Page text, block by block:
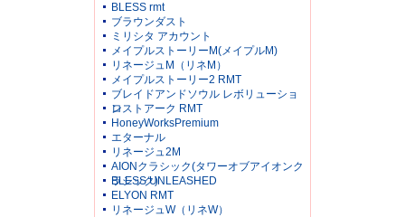
BLESS rmt
ブラウンダスト
ミリシタ アカウント
メイプルストーリーM(メイプルM)
リネージュM（リネM）
メイプルストーリー2 RMT
ブレイドアンドソウル レボリューショ
ン
ロストアーク RMT
HoneyWorksPremium
エターナル
リネージュ2M
AIONクラシック(タワーオブアイオンク
ラシック)
BLESS UNLEASHED
ELYON RMT
リネージュW（リネW）